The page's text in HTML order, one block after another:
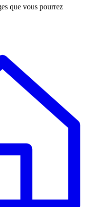
que vous pourrez